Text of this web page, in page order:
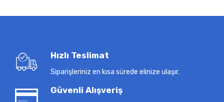
Hızlı Teslimat
Siparişleriniz en kısa sürede elinize ulaşır.
Güvenli Alışveriş